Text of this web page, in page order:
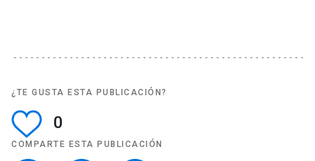
¿TE GUSTA ESTA PUBLICACIÓN?
0
COMPARTE ESTA PUBLICACIÓN